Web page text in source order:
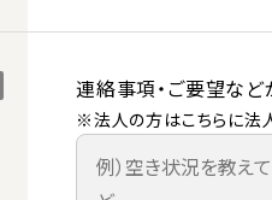
連絡事項・ご要望など
※法人の方はこちらに法